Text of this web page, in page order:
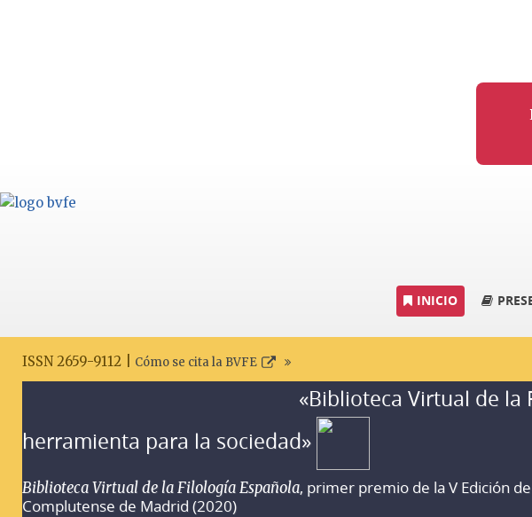
INICIO
ISSN 2659-9112 | Cómo se cita la BVFE
«Biblioteca Virtual de la
herramienta para la sociedad»
Biblioteca Virtual de la Filología Española, primer premio de la V Edición
Complutense de Madrid (2020)